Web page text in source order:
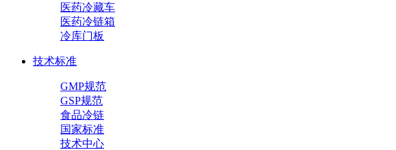
医药冷藏车
医药冷链箱
冷库门板
技术标准
GMP规范
GSP规范
食品冷链
国家标准
技术中心